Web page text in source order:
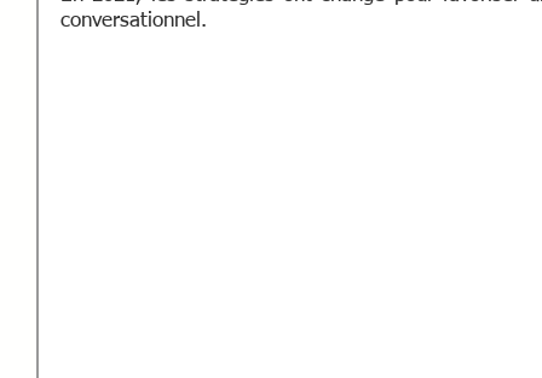
conversationnel.